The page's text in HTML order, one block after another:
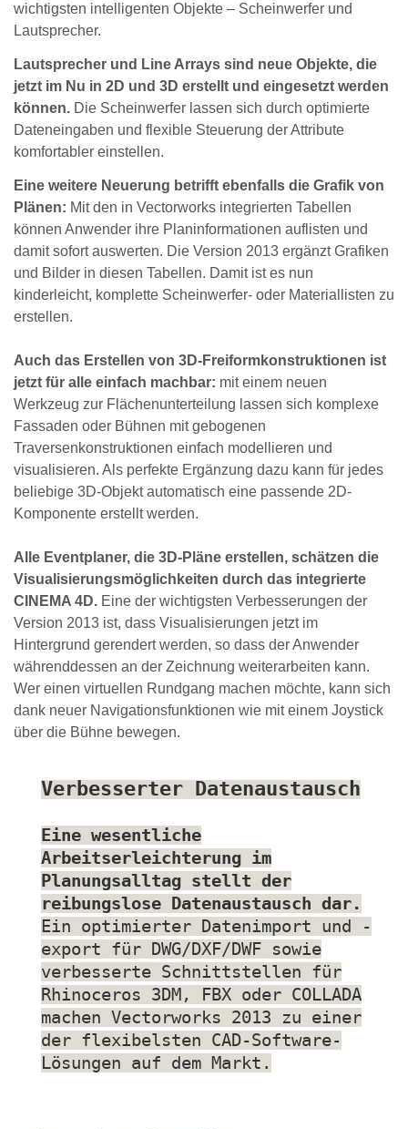
wichtigsten intelligenten Objekte – Scheinwerfer und
Lautsprecher.
Lautsprecher und Line Arrays sind neue Objekte, die
jetzt im Nu in 2D und 3D erstellt und eingesetzt werden
können. Die Scheinwerfer lassen sich durch optimierte
Dateneingaben und flexible Steuerung der Attribute
komfortabler einstellen.
Eine weitere Neuerung betrifft ebenfalls die Grafik von
Plänen: Mit den in Vectorworks integrierten Tabellen
können Anwender ihre Planinformationen auflisten und
damit sofort auswerten. Die Version 2013 ergänzt Grafiken
und Bilder in diesen Tabellen. Damit ist es nun
kinderleicht, komplette Scheinwerfer- oder Materiallisten zu
erstellen.
Auch das Erstellen von 3D-Freiformkonstruktionen ist
jetzt für alle einfach machbar: mit einem neuen
Werkzeug zur Flächenunterteilung lassen sich komplexe
Fassaden oder Bühnen mit gebogenen
Traversenkonstruktionen einfach modellieren und
visualisieren. Als perfekte Ergänzung dazu kann für jedes
beliebige 3D-Objekt automatisch eine passende 2D-
Komponente erstellt werden.
Alle Eventplaner, die 3D-Pläne erstellen, schätzen die
Visualisierungsmöglichkeiten durch das integrierte
CINEMA 4D. Eine der wichtigsten Verbesserungen der
Version 2013 ist, dass Visualisierungen jetzt im
Hintergrund gerendert werden, so dass der Anwender
währenddessen an der Zeichnung weiterarbeiten kann.
Wer einen virtuellen Rundgang machen möchte, kann sich
dank neuer Navigationsfunktionen wie mit einem Joystick
über die Bühne bewegen.
Verbesserter Datenaustausch
Eine wesentliche
Arbeitserleichterung im
Planungsalltag stellt der
reibungslose Datenaustausch dar.
Ein optimierter Datenimport und -
export für DWG/DXF/DWF sowie
verbesserte Schnittstellen für
Rhinoceros 3DM, FBX oder COLLADA
machen Vectorworks 2013 zu einer
der flexibelsten CAD-Software-
Lösungen auf dem Markt.